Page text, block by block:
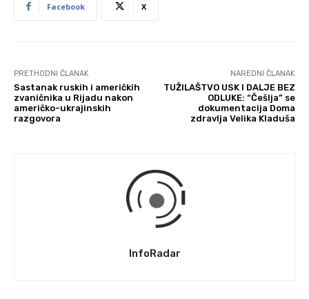
Facebook X
PRETHODNI ČLANAK
Sastanak ruskih i američkih
zvaničnika u Rijadu nakon
američko-ukrajinskih
razgovora
NAREDNI ČLANAK
TUŽILAŠTVO USK I DALJE BEZ
ODLUKE: “Češlja” se
dokumentacija Doma
zdravlja Velika Kladuša
InfoRadar